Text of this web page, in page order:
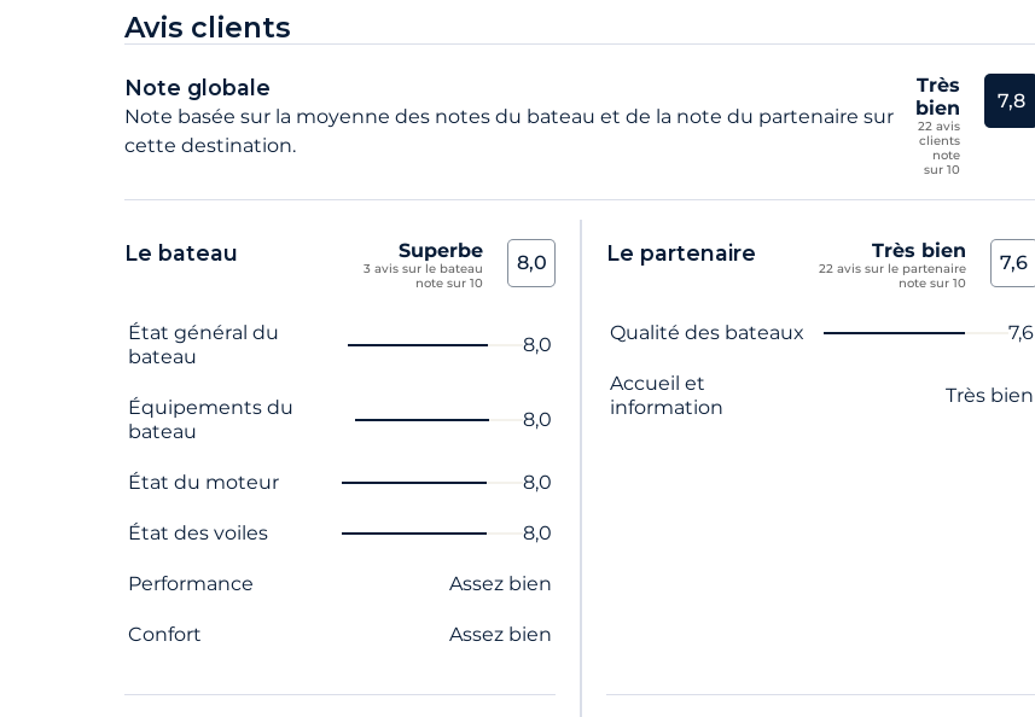
Avis clients
Note globale
Note basée sur la moyenne des notes du bateau et de la note du partenaire sur
cette destination.
Très
bien
22 avis
clients
note
sur 10
7,8
Le bateau Superbe
3 avis sur le bateau
note sur 10
8,0
Nom du critère
État général du
bateau
8,0
Équipements du
bateau
8,0
État du moteur 8,0
État des voiles 8,0
Performance Assez bien
Confort Assez bien
Le partenaire Très bien
22 avis sur le partenaire
note sur 10
7,6
Nom du critère Note
Qualité des bateaux 7,6
Accueil et
information
Très bien